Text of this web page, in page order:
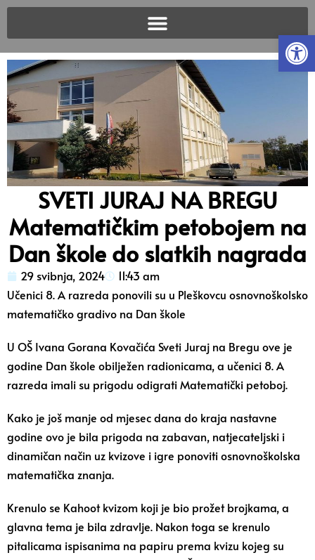
SVETI JURAJ NA BREGU
Matematičkim petobojem na
Dan škole do slatkih nagrada
29 svibnja, 2024
11:43 am
Učenici 8. A razreda ponovili su u Pleškovcu osnovnoškolsko
matematičko gradivo na Dan škole
U OŠ Ivana Gorana Kovačića Sveti Juraj na Bregu ove je
godine Dan škole obilježen radionicama, a učenici 8. A
razreda imali su prigodu odigrati Matematički petoboj.
Kako je još manje od mjesec dana do kraja nastavne
godine ovo je bila prigoda na zabavan, natjecateljski i
dinamičan način uz kvizove i igre ponoviti osnovnoškolska
matematička znanja.
Krenulo se Kahoot kvizom koji je bio prožet brojkama, a
glavna tema je bila zdravlje. Nakon toga se krenulo
pitalicama ispisanima na papiru prema kvizu kojeg su